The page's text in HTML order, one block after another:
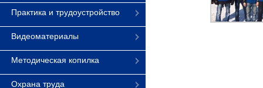
Практика и трудоустройство
Видеоматериалы
Методическая копилка
Охрана труда